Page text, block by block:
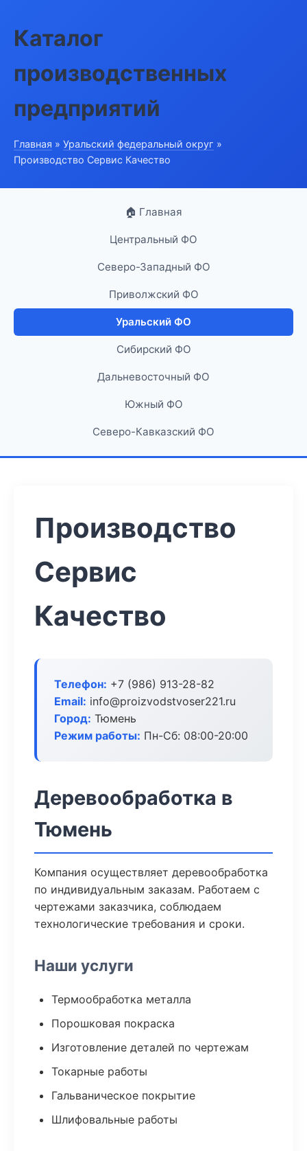
Каталог
производственных
предприятий
Главная » Уральский федеральный округ »
Производство Сервис Качество
🏠 Главная
Центральный ФО
Северо-Западный ФО
Приволжский ФО
Уральский ФО
Сибирский ФО
Дальневосточный ФО
Южный ФО
Северо-Кавказский ФО
Производство
Сервис
Качество
Телефон: +7 (986) 913-28-82
Email: info@proizvodstvoser221.ru
Город: Тюмень
Режим работы: Пн-Сб: 08:00-20:00
Деревообработка в
Тюмень
Компания осуществляет деревообработка
по индивидуальным заказам. Работаем с
чертежами заказчика, соблюдаем
технологические требования и сроки.
Наши услуги
Термообработка металла
Порошковая покраска
Изготовление деталей по чертежам
Токарные работы
Гальваническое покрытие
Шлифовальные работы